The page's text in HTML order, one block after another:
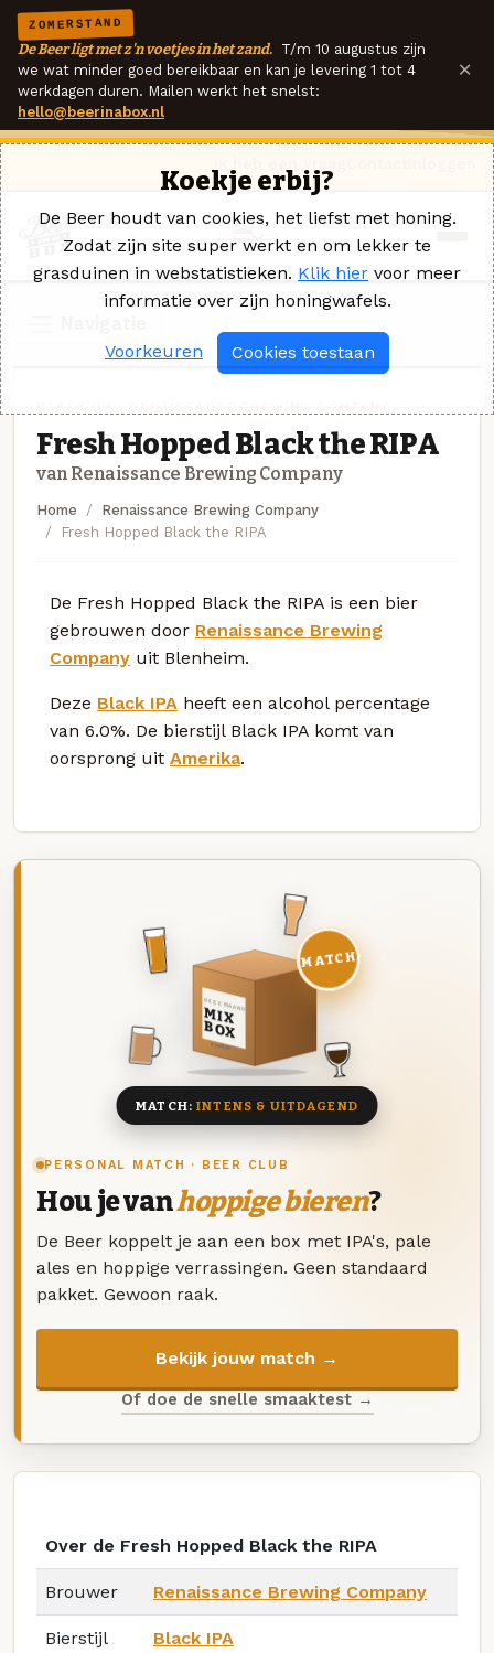
ZOMERSTAND
De Beer ligt met z'n voetjes in het zand. T/m 10 augustus zijn
we wat minder goed bereikbaar en kan je levering 1 tot 4
werkdagen duren. Mailen werkt het snelst:
hello@beerinabox.nl
×
Fresh Hopped Black the RIPA
van Renaissance Brewing Company
Home
Renaissance Brewing Company
Fresh Hopped Black the RIPA
De Fresh Hopped Black the RIPA is een bier
gebrouwen door Renaissance Brewing
Company uit Blenheim.
Deze Black IPA heeft een alcohol percentage
van 6.0%. De bierstijl Black IPA komt van
oorsprong uit Amerika.
PERSONAL MATCH · BEER CLUB
Hou je vanhoppige bieren?
De Beer koppelt je aan een box met IPA's, pale
ales en hoppige verrassingen. Geen standaard
pakket. Gewoon raak.
Bekijk jouw match →
Of doe de snelle smaaktest →
DEZE MAAND
MIX
BOX
8 BIEREN
MATCH
MATCH:INTENS & UITDAGEND
Over de Fresh Hopped Black the RIPA
Brouwer Renaissance Brewing Company
Bierstijl Black IPA
Koekje erbij?
De Beer houdt van cookies, het liefst met honing.
Zodat zijn site super werkt en om lekker te
grasduinen in webstatistieken. Klik hier voor meer
informatie over zijn honingwafels.
Voorkeuren Cookies toestaan